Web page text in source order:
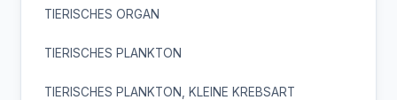
TIERISCHES ORGAN
TIERISCHES PLANKTON
TIERISCHES PLANKTON, KLEINE KREBSART